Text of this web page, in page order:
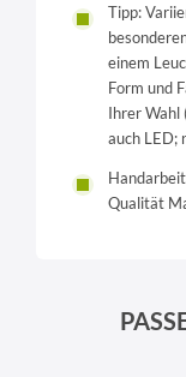
Tipp:
einem
Form und
Ihrer Wahl
auch LED;
Qualität